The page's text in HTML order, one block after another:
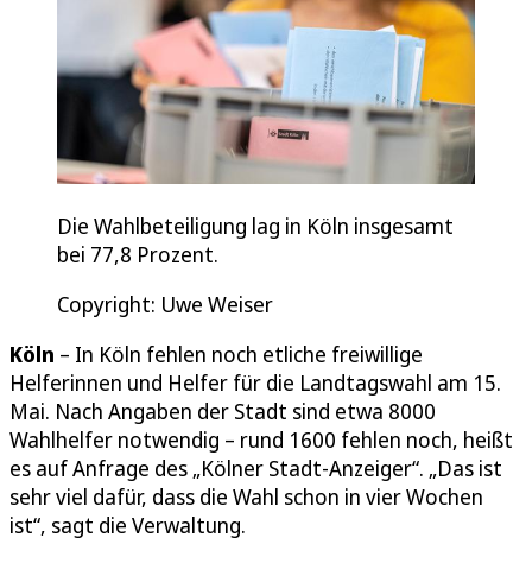
Die Wahlbeteiligung lag in Köln insgesamt
bei 77,8 Prozent.
Copyright: Uwe Weiser
Köln – In Köln fehlen noch etliche freiwillige
Helferinnen und Helfer für die Landtagswahl am 15.
Mai. Nach Angaben der Stadt sind etwa 8000
Wahlhelfer notwendig – rund 1600 fehlen noch, heißt
es auf Anfrage des „Kölner Stadt-Anzeiger“. „Das ist
sehr viel dafür, dass die Wahl schon in vier Wochen
ist“, sagt die Verwaltung.